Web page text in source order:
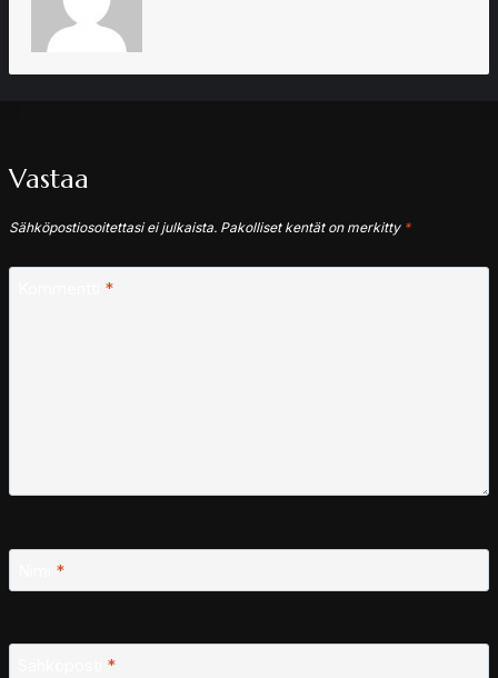
Vastaa
Sähköpostiosoitettasi ei julkaista. Pakolliset kentät on merkitty *
*
*
*